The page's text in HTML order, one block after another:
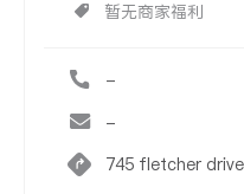
暂无商家福利
-
-
745 fletcher